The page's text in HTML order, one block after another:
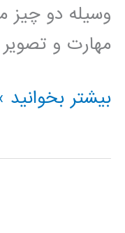
وسیله دو
مهارت و
آموزش
Canvas
بیشتر بخوانید